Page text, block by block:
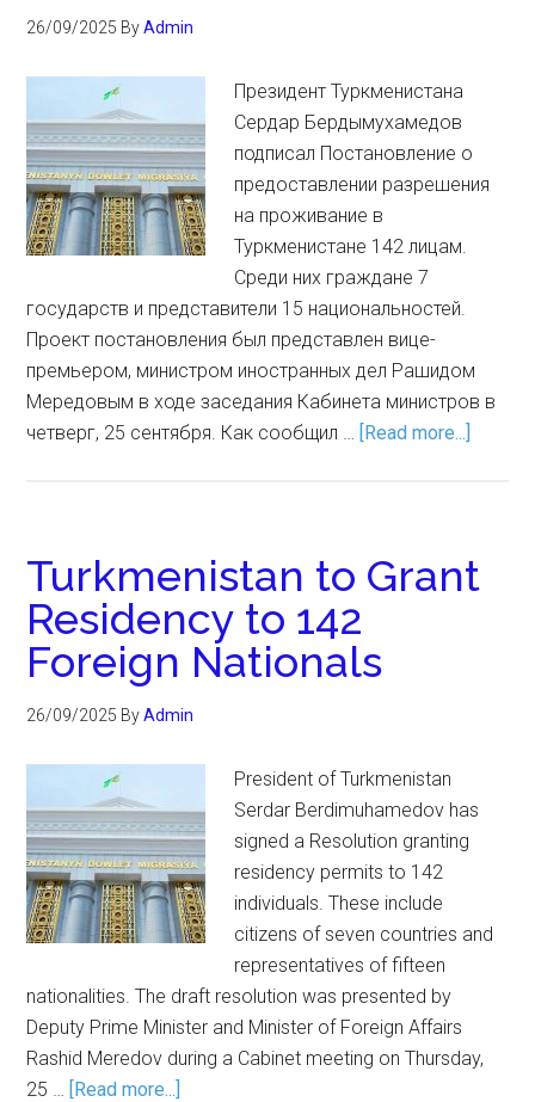
26/09/2025 ByAdmin
Президент Туркменистана
Сердар Бердымухамедов
подписал Постановление о
предоставлении разрешения
на проживание в
Туркменистане 142 лицам.
Среди них граждане 7
государств и представители 15 национальностей.
Проект постановления был представлен вице-
премьером, министром иностранных дел Рашидом
Мередовым в ходе заседания Кабинета министров в
четверг, 25 сентября. Как сообщил … [Read more...]
Turkmenistan to Grant
Residency to 142
Foreign Nationals
26/09/2025 ByAdmin
President of Turkmenistan
Serdar Berdimuhamedov has
signed a Resolution granting
residency permits to 142
individuals. These include
citizens of seven countries and
representatives of fifteen
nationalities. The draft resolution was presented by
Deputy Prime Minister and Minister of Foreign Affairs
Rashid Meredov during a Cabinet meeting on Thursday,
25 … [Read more...]